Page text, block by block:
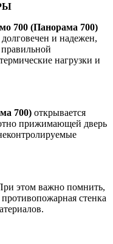
700 (Панорама 700)
и надежен,
нагрузки и
700) открывается
прижимающей дверь
этом важно помнить,
противопожарная стенка